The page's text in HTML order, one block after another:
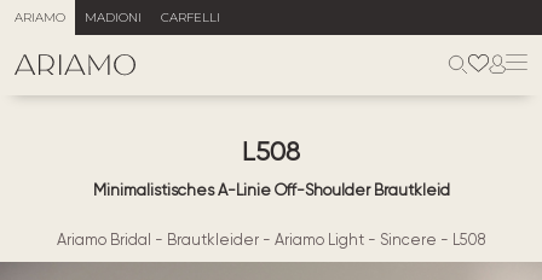
ARIAMO MADIONI CARFELLI
L508
Minimalistisches A-Linie Off-Shoulder Brautkleid
Ariamo Bridal - Brautkleider - Ariamo Light - Sincere - L508